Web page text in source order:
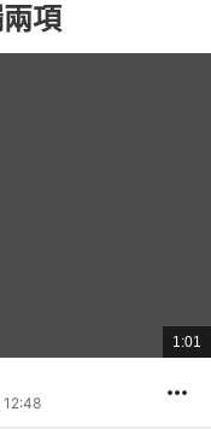
項
總
共
1:01